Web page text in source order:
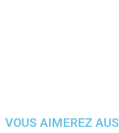
VOUS AIMEREZ